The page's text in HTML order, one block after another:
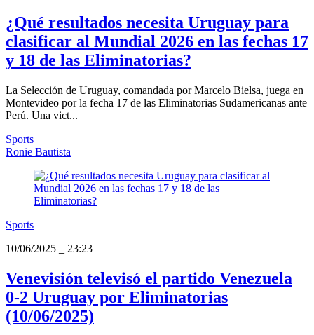
¿Qué resultados necesita Uruguay para
clasificar al Mundial 2026 en las fechas 17
y 18 de las Eliminatorias?
La Selección de Uruguay, comandada por Marcelo Bielsa, juega en
Montevideo por la fecha 17 de las Eliminatorias Sudamericanas ante
Perú. Una vict...
Sports
Ronie Bautista
Sports
10/06/2025
23:23
Venevisión televisó el partido Venezuela
0-2 Uruguay por Eliminatorias
(10/06/2025)